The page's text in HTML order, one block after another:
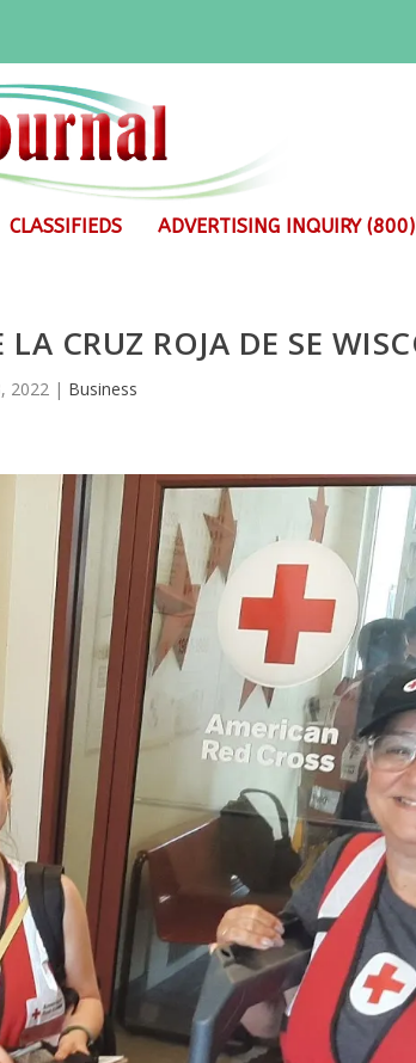
CLASSIFIEDS ADVERTISING INQUIRY
CRUZ ROJA DE SE
2022 | Business